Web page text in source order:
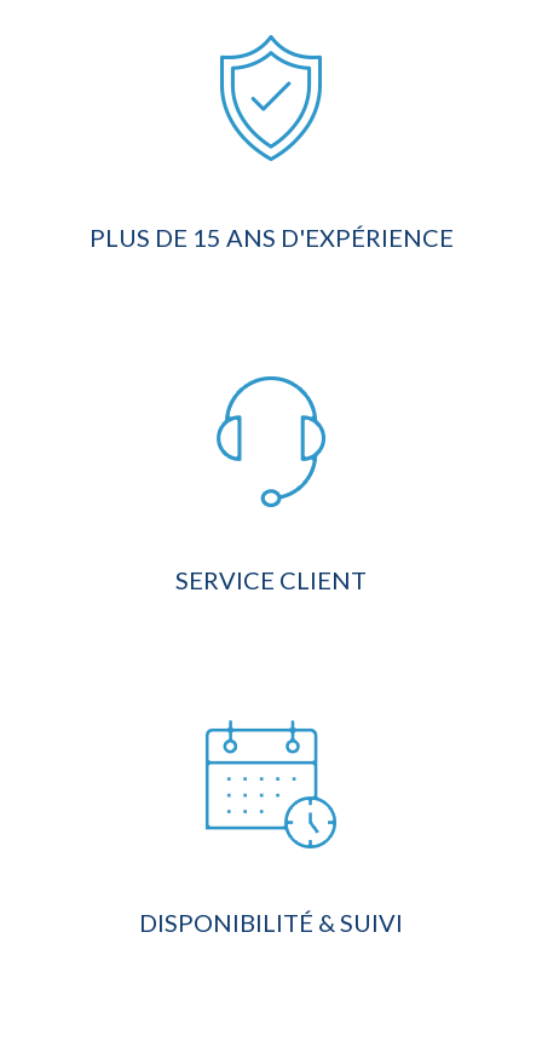
PLUS DE 15 ANS D'EXPÉRIENCE
SERVICE CLIENT
DISPONIBILITÉ & SUIVI